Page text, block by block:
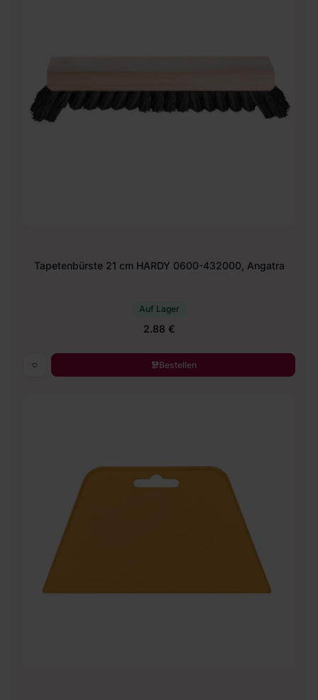
Tapetenbürste 21 cm HARDY 0600-432000, Angatra
Auf Lager
2.88 €
Bestellen